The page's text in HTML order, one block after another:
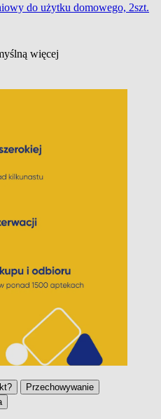
do użytku domowego, 2szt.
więcej
Przechowywanie